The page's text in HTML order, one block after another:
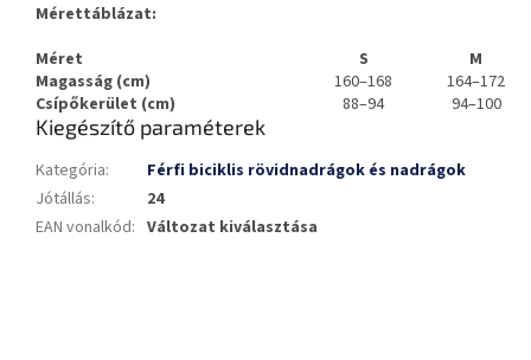
Mérettáblázat:
Méret
S
M
Magasság (cm)
160–168
164–172
Csípőkerület (cm)
88–94 94–100
Kiegészítő paraméterek
Kategória:
Férfi biciklis rövidnadrágok és nadrágok
Jótállás:
24
EAN vonalkód: Változat kiválasztása